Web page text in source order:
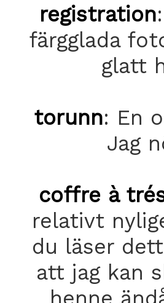
registration
färgglada
glatt
torunn: En
Jag
coffre à
relativt
du läser
att jag kan